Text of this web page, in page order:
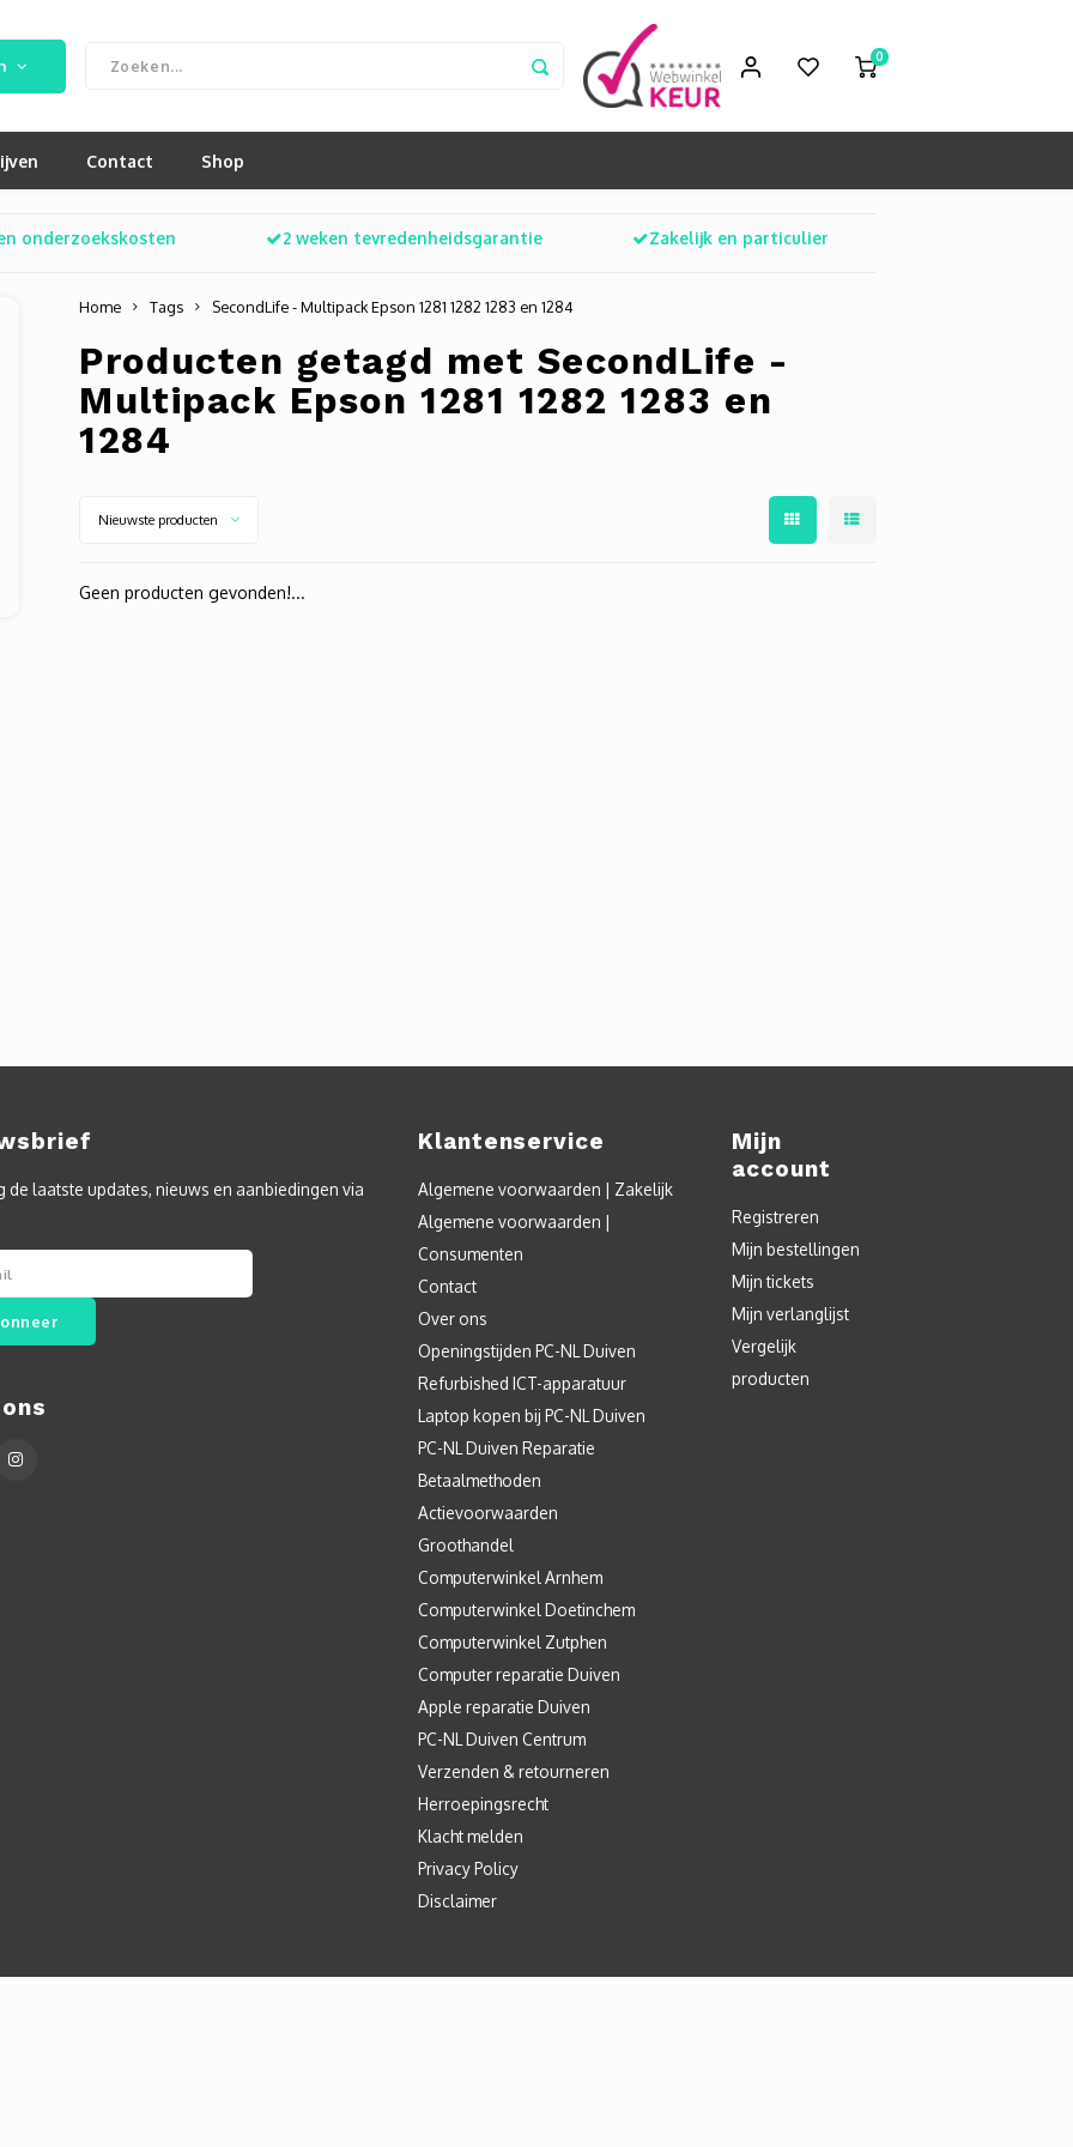
0
Contact Shop
onderzoekskosten 2 weken tevredenheidsgarantie Zakelijk en particulier
Home Tags SecondLife - Multipack Epson 1281 1282 1283 en 1284
Producten getagd met SecondLife -
Multipack Epson 1281 1282 1283 en
1284
Nieuwste producten
Geen producten gevonden!...
de laatste updates, nieuws en aanbiedingen via
Klantenservice
Algemene voorwaarden | Zakelijk
Algemene voorwaarden |
Consumenten
Contact
Over ons
Openingstijden PC-NL Duiven
Refurbished ICT-apparatuur
Laptop kopen bij PC-NL Duiven
PC-NL Duiven Reparatie
Betaalmethoden
Actievoorwaarden
Groothandel
Computerwinkel Arnhem
Computerwinkel Doetinchem
Computerwinkel Zutphen
Computer reparatie Duiven
Apple reparatie Duiven
PC-NL Duiven Centrum
Verzenden & retourneren
Herroepingsrecht
Klacht melden
Privacy Policy
Disclaimer
Mijn
account
Registreren
Mijn bestellingen
Mijn tickets
Mijn verlanglijst
Vergelijk
producten